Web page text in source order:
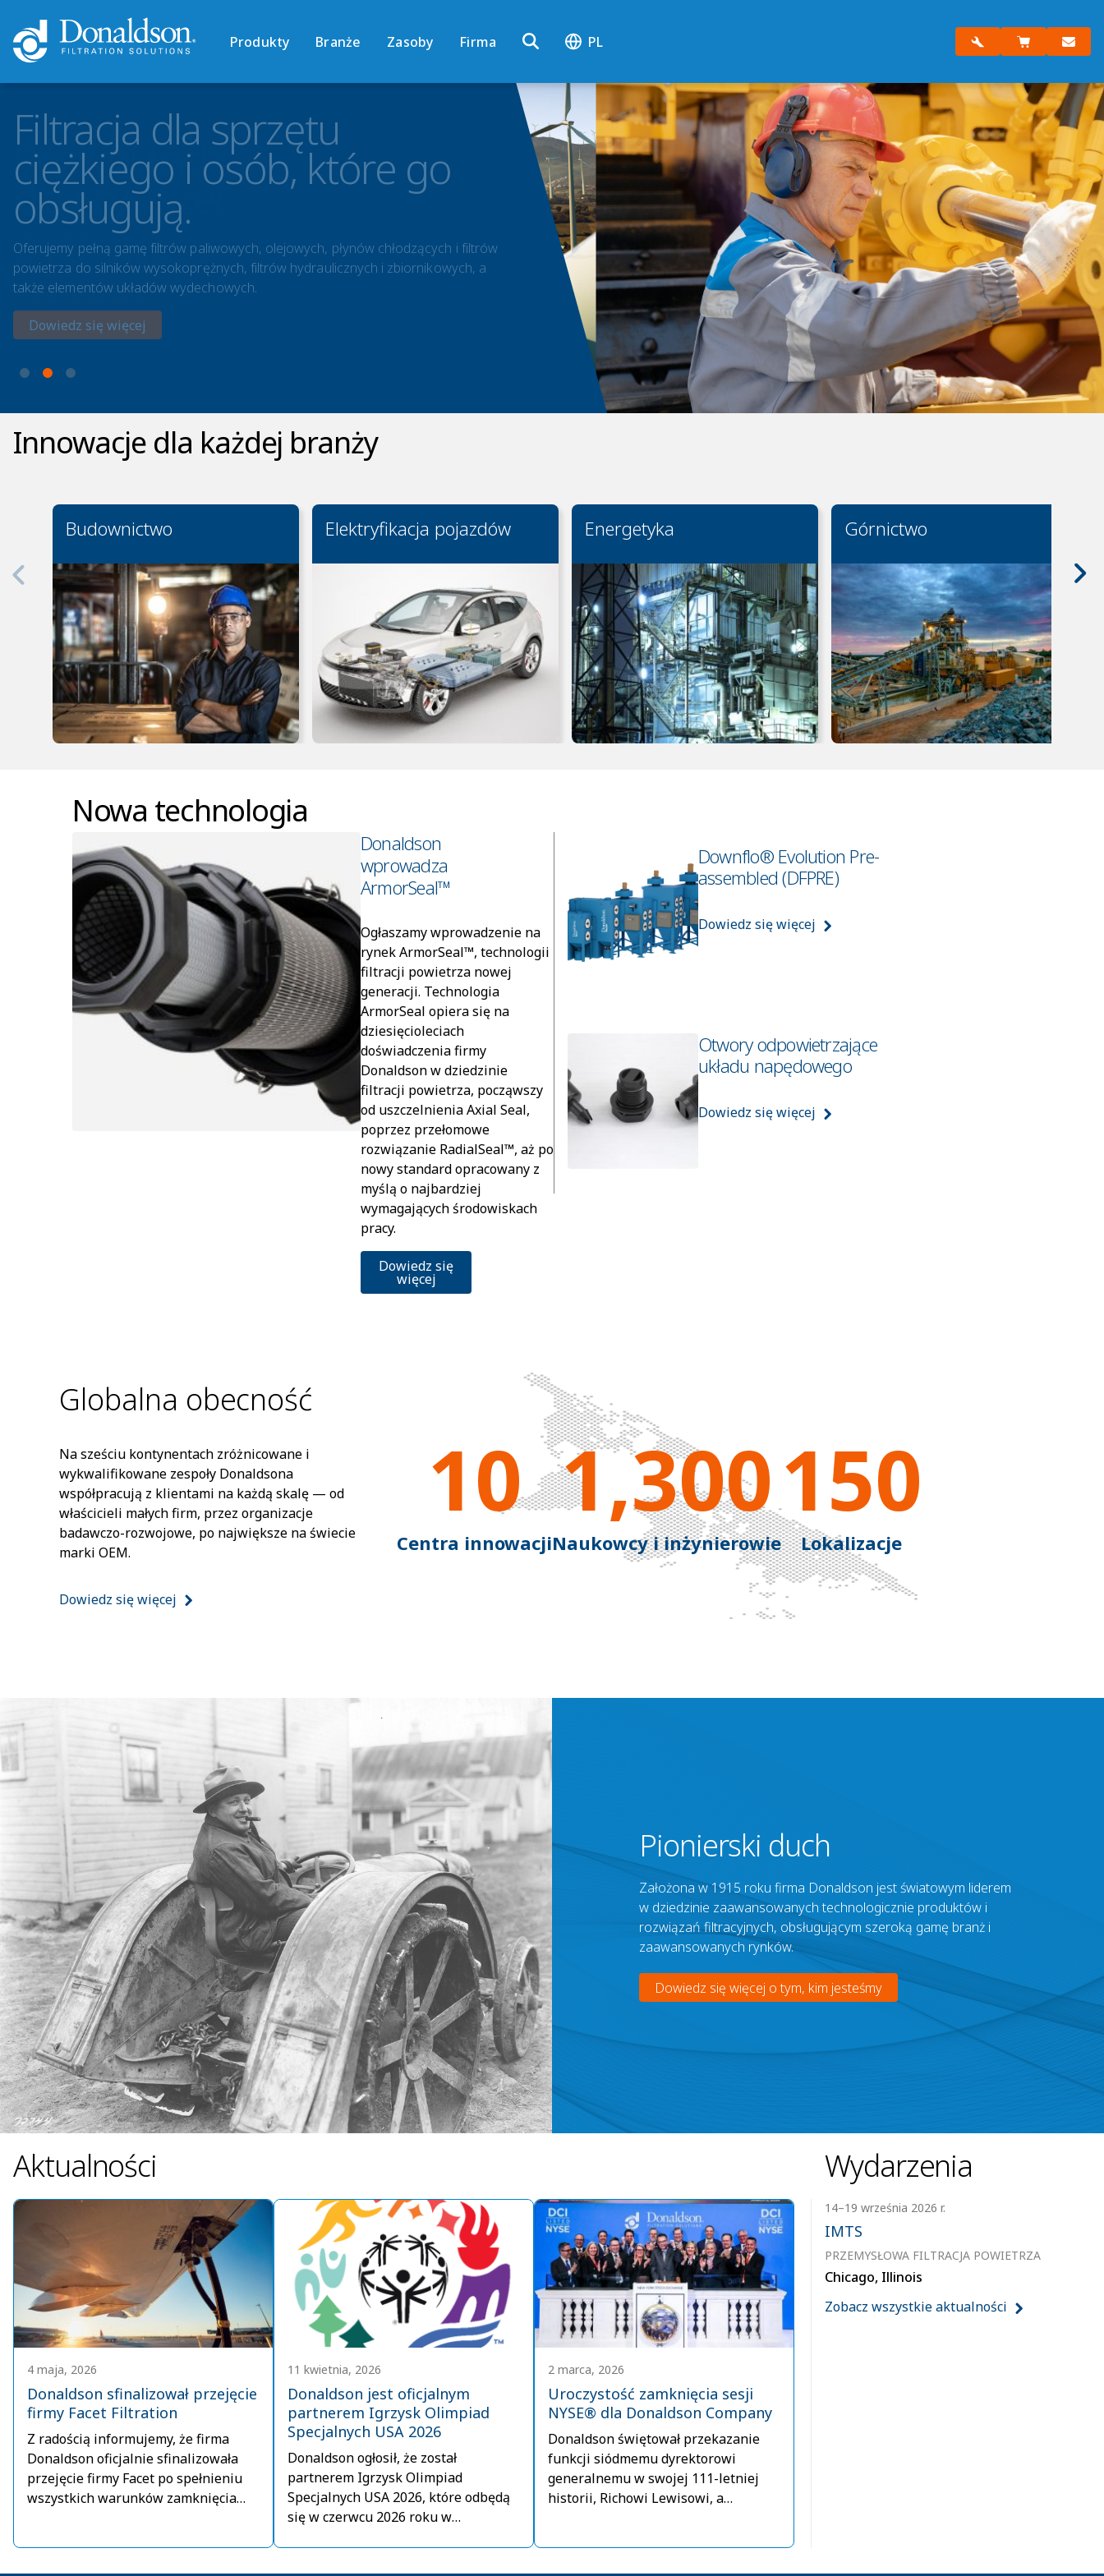
Produkty Branże Zasoby Firma PL
Filtracja dla sprzętu
ciężkiego i osób, które go
obsługują.
Oferujemy pełną gamę filtrów paliwowych, olejowych, płynów chłodzących i filtrów
powietrza do silników wysokoprężnych, filtrów hydraulicznych i zbiornikowych, a
także elementów układów wydechowych.
Dowiedz się więcej
Innowacje dla każdej branży
Budownictwo Elektryfikacja pojazdów Energetyka Górnictwo
Nowa technologia
Donaldson
wprowadza
ArmorSeal™
Ogłaszamy wprowadzenie na
rynek ArmorSeal™, technologii
filtracji powietrza nowej
generacji. Technologia
ArmorSeal opiera się na
dziesięcioleciach
doświadczenia firmy
Donaldson w dziedzinie
filtracji powietrza, począwszy
od uszczelnienia Axial Seal,
poprzez przełomowe
rozwiązanie RadialSeal™, aż po
nowy standard opracowany z
myślą o najbardziej
wymagających środowiskach
pracy.
Dowiedz się
więcej
Downflo® Evolution Pre-
assembled (DFPRE)
Dowiedz się więcej
Otwory odpowietrzające
układu napędowego
Dowiedz się więcej
Globalna obecność
Na sześciu kontynentach zróżnicowane i
wykwalifikowane zespoły Donaldsona
współpracują z klientami na każdą skalę — od
właścicieli małych firm, przez organizacje
badawczo-rozwojowe, po największe na świecie
marki OEM.
Dowiedz się więcej
10
Centra innowacji
1,300
Naukowcy i inżynierowie
150
Lokalizacje
Pionierski duch
Założona w 1915 roku firma Donaldson jest światowym liderem
w dziedzinie zaawansowanych technologicznie produktów i
rozwiązań filtracyjnych, obsługującym szeroką gamę branż i
zaawansowanych rynków.
Dowiedz się więcej o tym, kim jesteśmy
Aktualności
4 maja, 2026
Donaldson sfinalizował przejęcie
firmy Facet Filtration
Z radością informujemy, że firma
Donaldson oficjalnie sfinalizowała
przejęcie firmy Facet po spełnieniu
wszystkich warunków zamknięcia
11 kwietnia, 2026
Donaldson jest oficjalnym
partnerem Igrzysk Olimpiad
Specjalnych USA 2026
Donaldson ogłosił, że został
partnerem Igrzysk Olimpiad
Specjalnych USA 2026, które odbędą
się w czerwcu 2026 roku w
2 marca, 2026
Uroczystość zamknięcia sesji
NYSE® dla Donaldson Company
Donaldson świętował przekazanie
funkcji siódmemu dyrektorowi
generalnemu w swojej 111-letniej
historii, Richowi Lewisowi, a
Wydarzenia
14–19 września 2026 r.
IMTS
PRZEMYSŁOWA FILTRACJA POWIETRZA
Chicago, Illinois
Zobacz wszystkie aktualności